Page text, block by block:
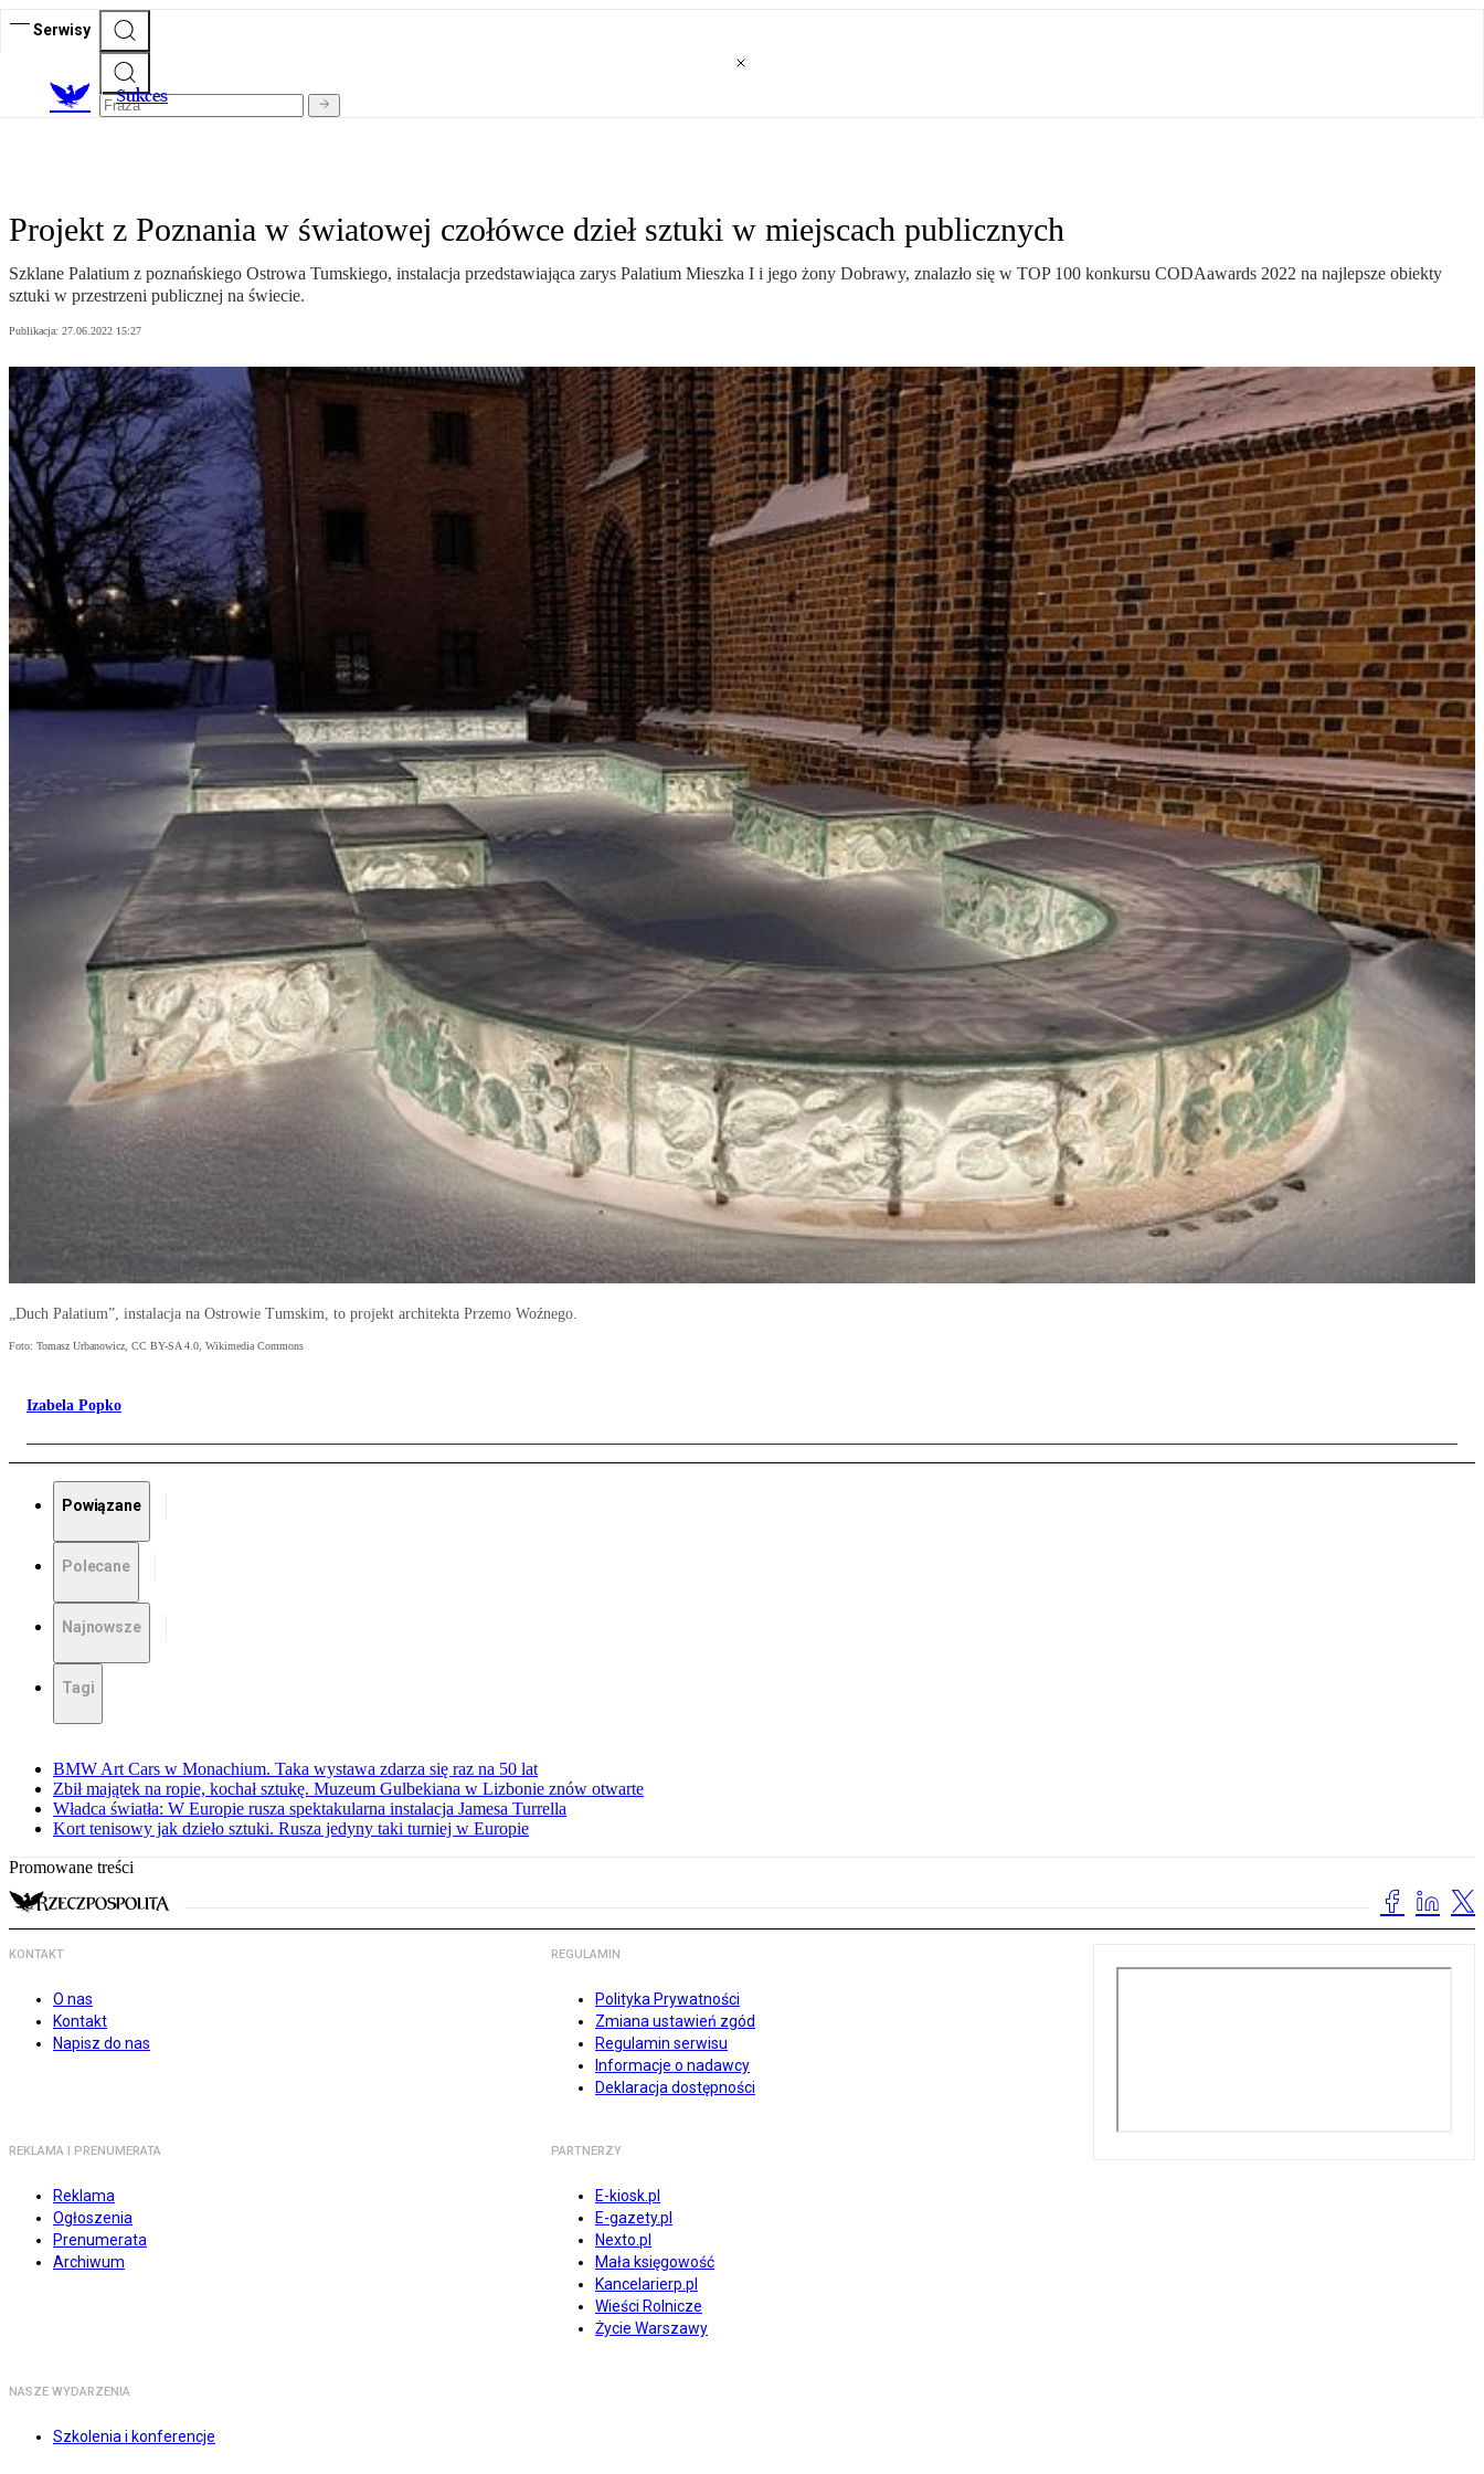
Serwisy
Sukces
Projekt z Poznania w światowej czołówce dzieł sztuki w miejscach publicznych
Szklane Palatium z poznańskiego Ostrowa Tumskiego, instalacja przedstawiająca zarys Palatium Mieszka I i jego żony Dobrawy, znalazło się w TOP 100 konkursu CODAawards 2022 na najlepsze obiekty
sztuki w przestrzeni publicznej na świecie.
Publikacja: 27.06.2022 15:27
„Duch Palatium”, instalacja na Ostrowie Tumskim, to projekt architekta Przemo Woźnego.
Foto: Tomasz Urbanowicz, CC BY-SA 4.0, Wikimedia Commons
Izabela Popko
Powiązane
Polecane
Najnowsze
Tagi
BMW Art Cars w Monachium. Taka wystawa zdarza się raz na 50 lat
Zbił majątek na ropie, kochał sztukę. Muzeum Gulbekiana w Lizbonie znów otwarte
Władca światła: W Europie rusza spektakularna instalacja Jamesa Turrella
Kort tenisowy jak dzieło sztuki. Rusza jedyny taki turniej w Europie
Promowane treści
KONTAKT
O nas
Kontakt
Napisz do nas
REGULAMIN
Polityka Prywatności
Zmiana ustawień zgód
Regulamin serwisu
Informacje o nadawcy
Deklaracja dostępności
REKLAMA I PRENUMERATA
Reklama
Ogłoszenia
Prenumerata
Archiwum
PARTNERZY
E-kiosk.pl
E-gazety.pl
Nexto.pl
Mała księgowość
Kancelarierp.pl
Wieści Rolnicze
Życie Warszawy
NASZE WYDARZENIA
Szkolenia i konferencje